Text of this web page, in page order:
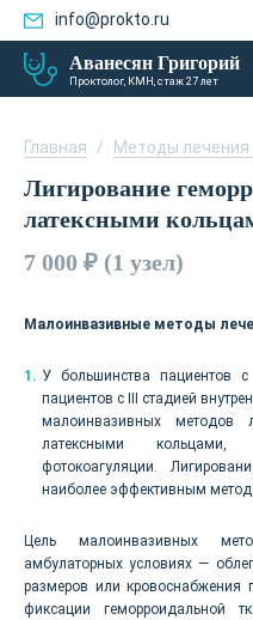
info@prokto.ru
Аванесян Григорий
Проктолог, КМН, стаж 27 лет
Главная / Методы лечения
Лигирование
латексными
7 000 ₽ (1 узел)
Малоинвазивные методы
У большинства пациентов
пациентов с III стадией
малоинвазивных методов
латексными кольцами,
фотокоагуляции.
наиболее эффективным
Цель малоинвазивных
амбулаторных условиях —
размеров или кровоснабжения
фиксации геморроидальной